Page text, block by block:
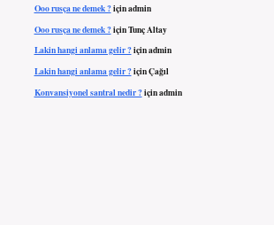
Ooo rusça ne demek ?içinadmin
Ooo rusça ne demek ?içinTunç Altay
Lakin hangi anlama gelir ?içinadmin
Lakin hangi anlama gelir ?içinÇağıl
Konvansiyonel santral nedir ?içinadmin